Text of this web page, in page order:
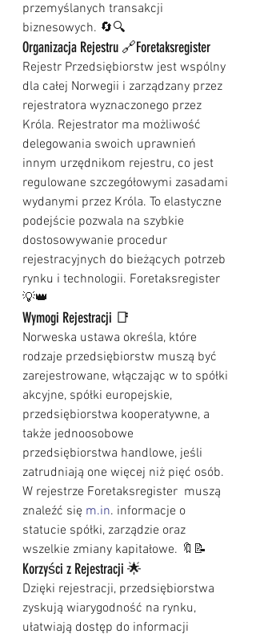
przemyślanych transakcji
biznesowych. 🔄🔍
Organizacja Rejestru 🔗Foretaksregister
Rejestr Przedsiębiorstw jest wspólny
dla całej Norwegii i zarządzany przez
rejestratora wyznaczonego przez
Króla. Rejestrator ma możliwość
delegowania swoich uprawnień
innym urzędnikom rejestru, co jest
regulowane szczegółowymi zasadami
wydanymi przez Króla. To elastyczne
podejście pozwala na szybkie
dostosowywanie procedur
rejestracyjnych do bieżących potrzeb
rynku i technologii. Foretaksregister
💡👑
Wymogi Rejestracji 📑
Norweska ustawa określa, które
rodzaje przedsiębiorstw muszą być
zarejestrowane, włączając w to spółki
akcyjne, spółki europejskie,
przedsiębiorstwa kooperatywne, a
także jednoosobowe
przedsiębiorstwa handlowe, jeśli
zatrudniają one więcej niż pięć osób.
W rejestrze Foretaksregister  muszą
znaleźć się m.in. informacje o
statucie spółki, zarządzie oraz
wszelkie zmiany kapitałowe. 🔖📝
Korzyści z Rejestracji 🌟
Dzięki rejestracji, przedsiębiorstwa
zyskują wiarygodność na rynku,
ułatwiają dostęp do informacji